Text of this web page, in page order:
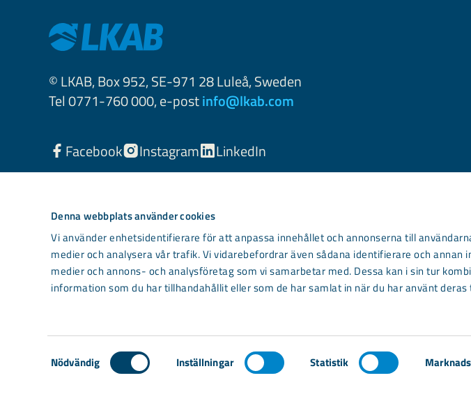
Denna webbplats använder cookies
Vi använder enhetsidentifierare för att anpassa innehållet och annonserna till
medier och analysera vår trafik. Vi vidarebefordrar även sådana identifierare och
medier och annons- och analysföretag som vi samarbetar med. Dessa kan i sin tur
information som du har tillhandahållit eller som de har samlat in när du har använt deras
Samtyckesval
Nödvändig Inställningar Statistik
© LKAB, Box 952, SE-971 28 Luleå, Sweden
Tel 0771-760 000, e-postinfo@lkab.com
Facebook Instagram LinkedIn
Light mode